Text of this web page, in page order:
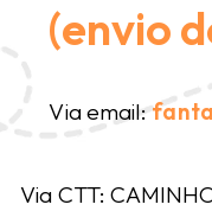
(envio
Via email:
Via CTT: